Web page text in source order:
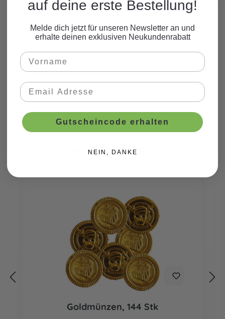
Beschreibung
Ähnliche Produkte
Goldmünzen, 144 Stk
auf deine erste Bestellung!
Melde dich jetzt für unseren Newsletter an und
erhalte deinen exklusiven Neukundenrabatt
Gutscheincode erhalten
NEIN, DANKE